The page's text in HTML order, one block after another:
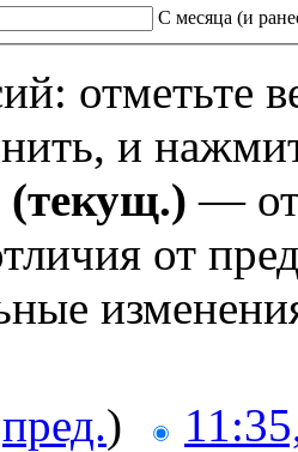
С месяца (и
отметьте
и
(текущ.) —
от
пред.)